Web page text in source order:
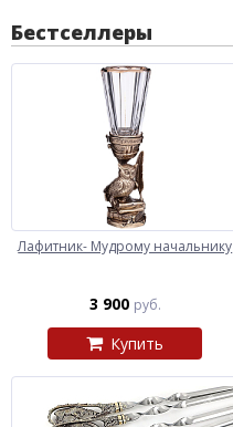
Бестселлеры
Лафитник- Мудрому начальнику
3 900 руб.
Купить